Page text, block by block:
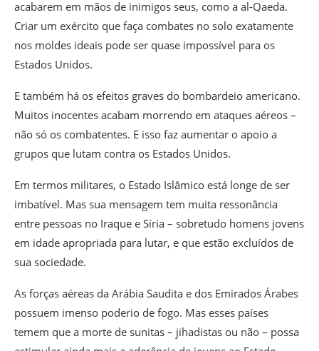
acabarem em mãos de inimigos seus, como a al-Qaeda.
Criar um exército que faça combates no solo exatamente
nos moldes ideais pode ser quase impossível para os
Estados Unidos.
E também há os efeitos graves do bombardeio americano.
Muitos inocentes acabam morrendo em ataques aéreos –
não só os combatentes. E isso faz aumentar o apoio a
grupos que lutam contra os Estados Unidos.
Em termos militares, o Estado Islâmico está longe de ser
imbatível. Mas sua mensagem tem muita ressonância
entre pessoas no Iraque e Síria – sobretudo homens jovens
em idade apropriada para lutar, e que estão excluídos de
sua sociedade.
As forças aéreas da Arábia Saudita e dos Emirados Árabes
possuem imenso poderio de fogo. Mas esses países
temem que a morte de sunitas – jihadistas ou não – possa